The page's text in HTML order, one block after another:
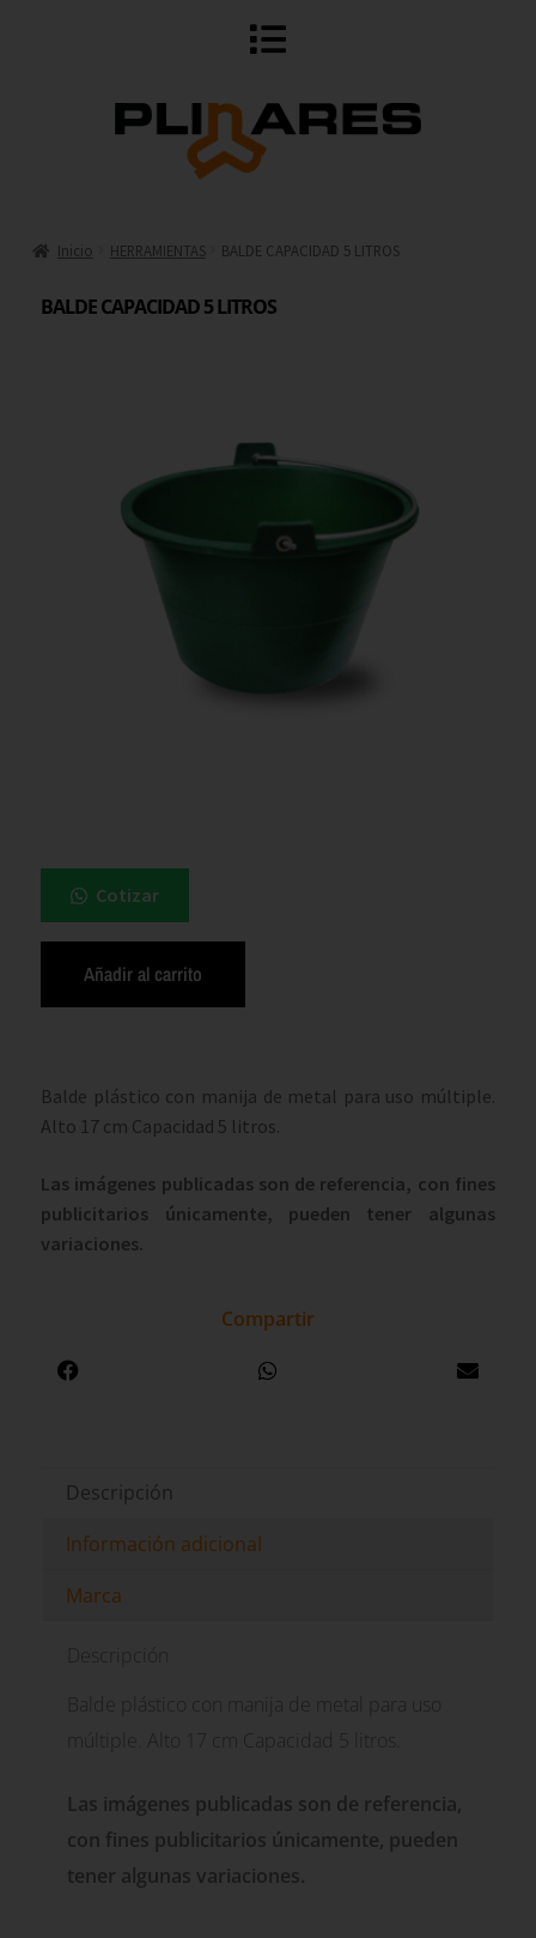
Inicio HERRAMIENTAS BALDE CAPACIDAD 5 LITROS
BALDE CAPACIDAD 5 LITROS
Cotizar
Añadir al carrito
Balde plástico con manija de metal para uso múltiple.
Alto 17 cm Capacidad 5 litros.
Las imágenes publicadas son de referencia, con fines
publicitarios únicamente, pueden tener algunas
variaciones.
Compartir
Descripción
Información adicional
Marca
Descripción
Balde plástico con manija de metal para uso
múltiple. Alto 17 cm Capacidad 5 litros.
Las imágenes publicadas son de referencia,
con fines publicitarios únicamente, pueden
tener algunas variaciones.